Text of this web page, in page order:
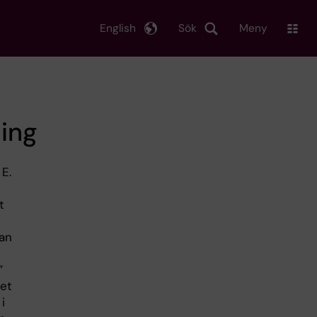
Sök
English Meny